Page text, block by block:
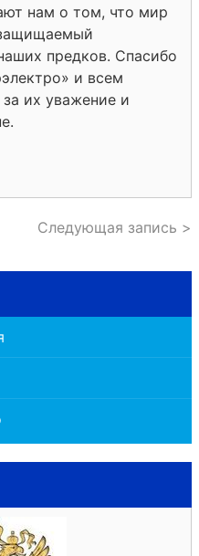
нам о том, что мир
предков. Спасибо
и всем
их уважение и
Следующая запись >